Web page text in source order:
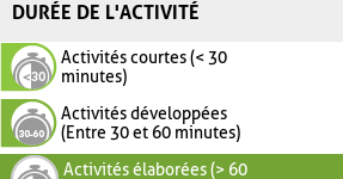
DURÉE DE L'ACTIVITÉ
Activités courtes (< 30
minutes)
Activités développées
(Entre 30 et 60 minutes)
Activités élaborées (> 60